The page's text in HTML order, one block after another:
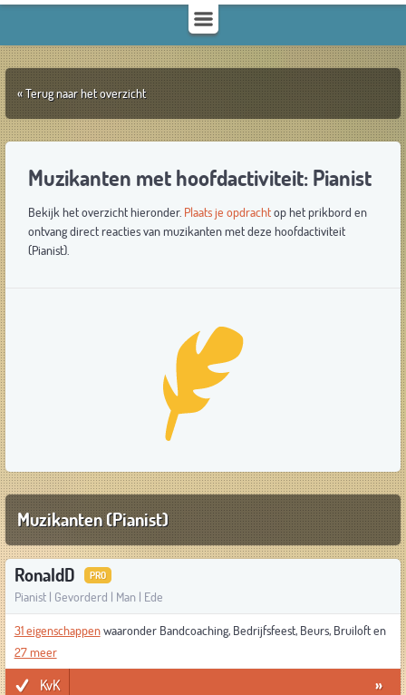
« Terug naar het overzicht
Muzikanten met hoofdactiviteit: Pianist
Bekijk het overzicht hieronder. Plaats je opdrachtop het prikbord en
ontvang direct reacties van muzikanten met deze hoofdactiviteit
(Pianist).
Muzikanten (Pianist)
RonaldD PRO
Pianist | Gevorderd | Man | Ede
31 eigenschappenwaaronder Bandcoaching, Bedrijfsfeest, Beurs, Bruiloft en
27 meer
KvK »